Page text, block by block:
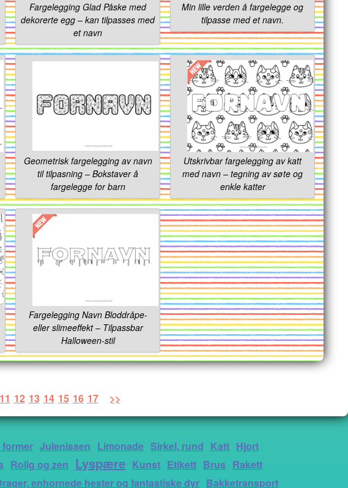
Fargelegging Glad Påske med
dekorerte egg – kan tilpasses med
et navn
Min lille verden å fargelegge og
tilpasse med et navn.
Geometrisk fargelegging av navn
til tilpasning – Bokstaver å
fargelegge for barn
Utskrivbar fargelegging av katt
med navn – tegning av søte og
enkle katter
Fargelegging Navn Bloddråpe-
eller slimeeffekt – Tilpassbar
Halloween-stil
11 12 13 14 15 16 17 >>
former Julenissen Limonade Sirkel, rund Katt Hjort
Rolig og zen Lyspære Kunst Etikett Brus Rakett
enhornede hester og fantastiske dyr Bakketransport